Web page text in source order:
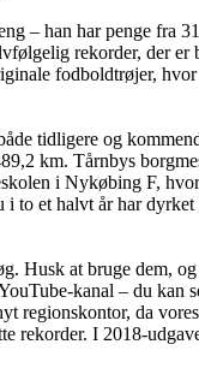
– han har penge fra
rekorder, der er
fodboldtrøjer,
tidligere og
km. Tårnbys
i Nykøbing F,
to et halvt år har
Husk at bruge dem,
kanal – du kan
regionskontor, da
rekorder. I 2018-